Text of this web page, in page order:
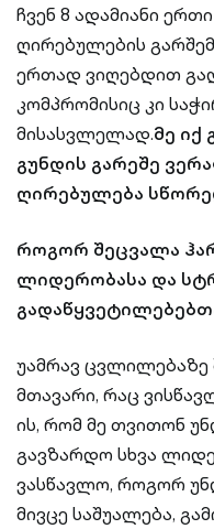
ჩვენ 8 ადამიანი
ღირებულების
ერთად ვიღებდით
კომპრომისიც კი
მისასვლელად.მე იქ
გუნდის გარეშე
ღირებულება
როგორ შეცვალა
ლიდერობასა და
უამრავ ცვლილებაზე
მთავარი, რაც
ის, რომ მე თვითონ
გავზარდო სხვა
ვასწავლო, როგორ
მივცე საშუალება,